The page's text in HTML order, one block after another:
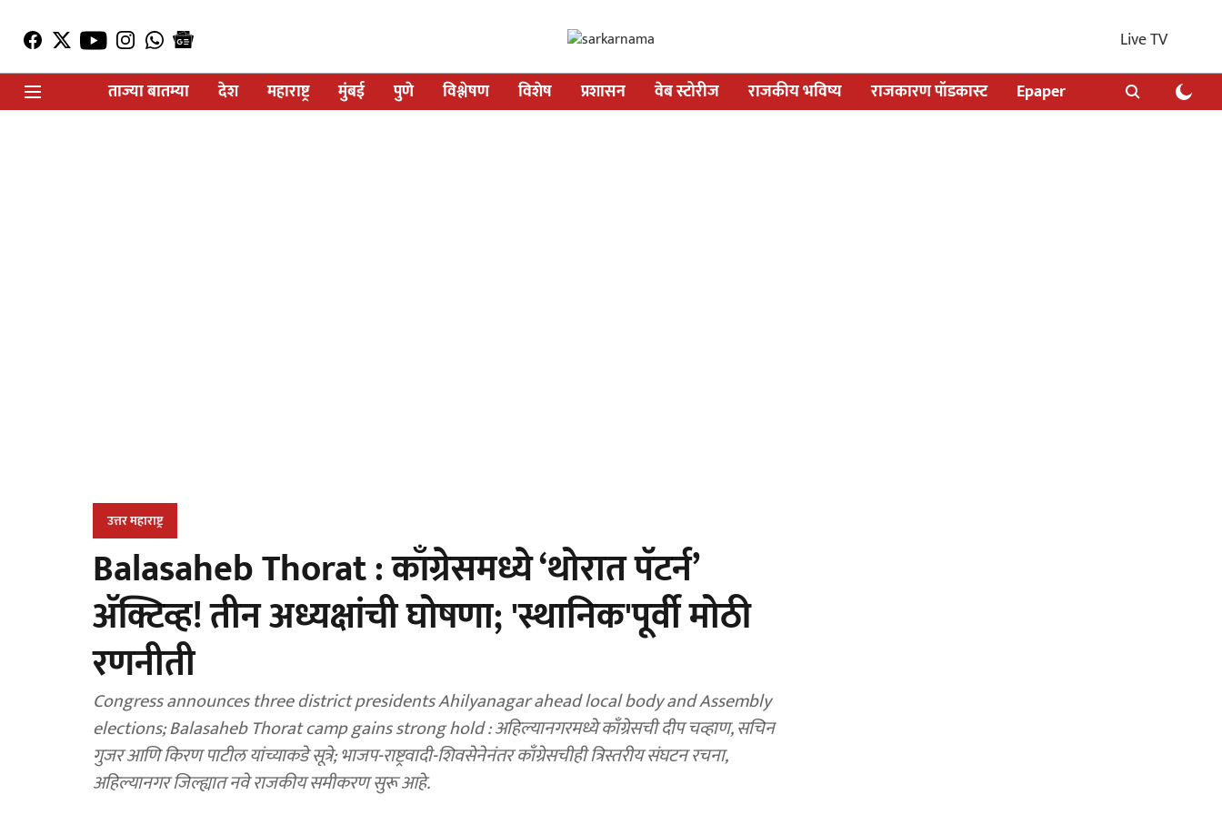
Live TV
ताज्या बातम्या
देश महाराष्ट्र मुंबई पुणे विश्लेषण विशेष प्रशासन वेब स्टोरीज राजकीय भविष्य राजकारण पॉडकास्ट Epaper
उत्तर महाराष्ट्र
Balasaheb Thorat : काँग्रेसमध्ये ‘थोरात पॅटर्न’
अ‍ॅक्टिव्ह! तीन अध्यक्षांची घोषणा; 'स्थानिक'पूर्वी मोठी
रणनीती
Congress announces three district presidents Ahilyanagar ahead local body and Assembly
elections; Balasaheb Thorat camp gains strong hold : अहिल्यानगरमध्ये काँग्रेसची दीप चव्हाण, सचिन
गुजर आणि किरण पाटील यांच्याकडे सूत्रे; भाजप-राष्ट्रवादी-शिवसेनेनंतर काँग्रेसचीही त्रिस्तरीय संघटन रचना,
अहिल्यानगर जिल्ह्यात नवे राजकीय समीकरण सुरू आहे.